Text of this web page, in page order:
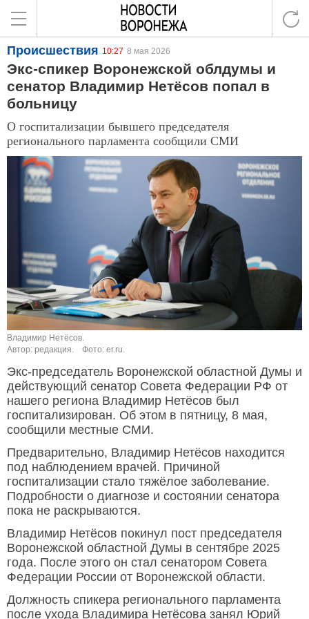
Происшествия 10:27 8 мая 2026
Экс-спикер Воронежской облдумы и
сенатор Владимир Нетёсов попал в
больницу
О госпитализации бывшего председателя
регионального парламента сообщили СМИ
Владимир Нетёсов.
Автор: редакция.
Фото: er.ru.
Экс-председатель Воронежской областной Думы и
действующий сенатор Совета Федерации РФ от
нашего региона Владимир Нетёсов был
госпитализирован. Об этом в пятницу, 8 мая,
сообщили местные СМИ.
Предварительно, Владимир Нетёсов находится
под наблюдением врачей. Причиной
госпитализации стало тяжёлое заболевание.
Подробности о диагнозе и состоянии сенатора
пока не раскрываются.
Владимир Нетёсов покинул пост председателя
Воронежской областной Думы в сентябре 2025
года. После этого он стал сенатором Совета
Федерации России от Воронежской области.
Должность спикера регионального парламента
после ухода Владимира Нетёсова занял Юрий